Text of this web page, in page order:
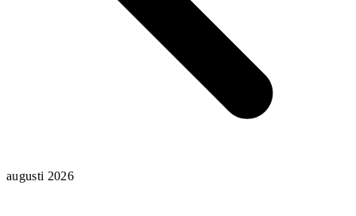
augusti 2026